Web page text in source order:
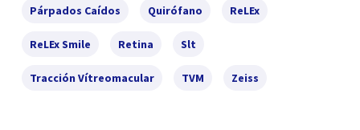
Párpados Caídos Quirófano ReLEx
ReLEx Smile Retina Slt
Tracción Vítreomacular TVM Zeiss